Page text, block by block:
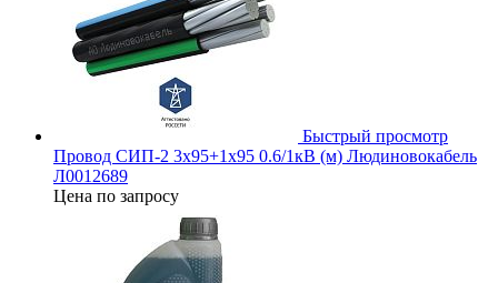
Быстрый просмотр
Провод СИП-2 3х95+1х95 0.6/1кВ (м) Людиновокабель
Л0012689
Цена по запросу